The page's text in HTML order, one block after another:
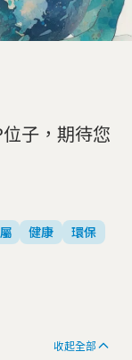
子，期待您
健康
環保
收起全部